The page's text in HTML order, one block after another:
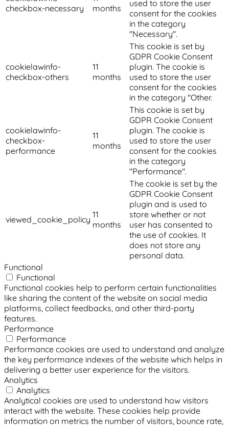
checkbox-necessary
months
used to store the user
consent for the cookies
in the category
"Necessary".
cookielawinfo-
checkbox-others
11
months
This cookie is set by
GDPR Cookie Consent
plugin. The cookie is
used to store the user
consent for the cookies
in the category "Other.
cookielawinfo-
checkbox-
performance
11
months
This cookie is set by
GDPR Cookie Consent
plugin. The cookie is
used to store the user
consent for the cookies
in the category
"Performance".
viewed_cookie_policy 11
months
The cookie is set by the
GDPR Cookie Consent
plugin and is used to
store whether or not
user has consented to
the use of cookies. It
does not store any
personal data.
Functional
Functional
Functional cookies help to perform certain functionalities
like sharing the content of the website on social media
platforms, collect feedbacks, and other third-party
features.
Performance
Performance
Performance cookies are used to understand and analyze
the key performance indexes of the website which helps in
delivering a better user experience for the visitors.
Analytics
Analytics
Analytical cookies are used to understand how visitors
interact with the website. These cookies help provide
information on metrics the number of visitors, bounce rate,